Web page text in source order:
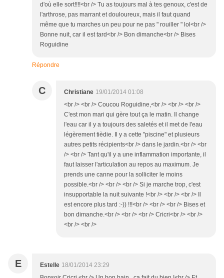
d'où elle sort!!!!<br /> Tu as toujours mal à tes genoux, c'est de
l'arthrose, pas marrant et douloureux, mais il faut quand
même que tu marches un peu pour ne pas " rouiller " lol<br />
Bonne nuit, car il est tard<br /> Bon dimanche<br /> Bises
Roguidine
Répondre
C Christiane 19/01/2014 01:08
<br /> <br /> Coucou Roguidine,<br /> <br /> <br />
C'est mon mari qui gère tout ça le matin. Il change
l'eau car il y a toujours des saletés et il met de l'eau
légèrement tièdie. Il y a cette "piscine" et plusieurs
autres petits récipients<br /> dans le jardin.<br /> <br
/> <br /> Tant qu'il y a une inflammation importante, il
faut laisser l'articulation au repos au maximum. Je
prends une canne pour la solliciter le moins
possible.<br /> <br /> <br /> Si je marche trop, c'est
insupportable la nuit suivante !<br /> <br /> <br /> Il
est encore plus tard :-)) !!!<br /> <br /> <br /> Bises et
bon dimanche.<br /> <br /> <br /> Cricri<br /> <br />
<br /> <br />
E Estelle 18/01/2014 23:29